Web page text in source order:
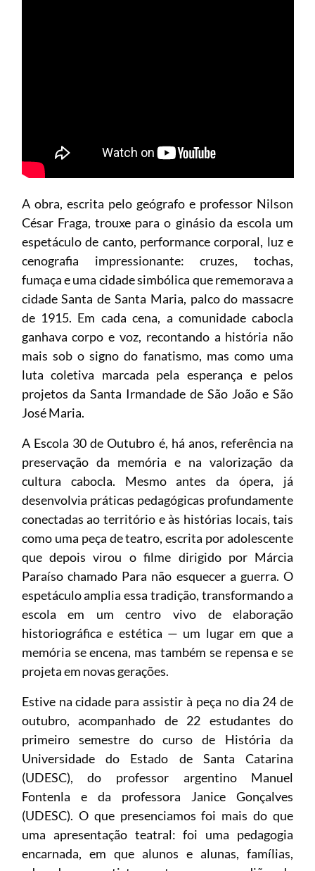
A obra, escrita pelo geógrafo e professor Nilson
César Fraga, trouxe para o ginásio da escola um
espetáculo de canto, performance corporal, luz e
cenografia impressionante: cruzes, tochas,
fumaça e uma cidade simbólica que rememorava a
cidade Santa de Santa Maria, palco do massacre
de 1915. Em cada cena, a comunidade cabocla
ganhava corpo e voz, recontando a história não
mais sob o signo do fanatismo, mas como uma
luta coletiva marcada pela esperança e pelos
projetos da Santa Irmandade de São João e São
José Maria.
A Escola 30 de Outubro é, há anos, referência na
preservação da memória e na valorização da
cultura cabocla. Mesmo antes da ópera, já
desenvolvia práticas pedagógicas profundamente
conectadas ao território e às histórias locais, tais
como uma peça de teatro, escrita por adolescente
que depois virou o filme dirigido por Márcia
Paraíso chamado Para não esquecer a guerra. O
espetáculo amplia essa tradição, transformando a
escola em um centro vivo de elaboração
historiográfica e estética — um lugar em que a
memória se encena, mas também se repensa e se
projeta em novas gerações.
Estive na cidade para assistir à peça no dia 24 de
outubro, acompanhado de 22 estudantes do
primeiro semestre do curso de História da
Universidade do Estado de Santa Catarina
(UDESC), do professor argentino Manuel
Fontenla e da professora Janice Gonçalves
(UDESC). O que presenciamos foi mais do que
uma apresentação teatral: foi uma pedagogia
encarnada, em que alunos e alunas, famílias,